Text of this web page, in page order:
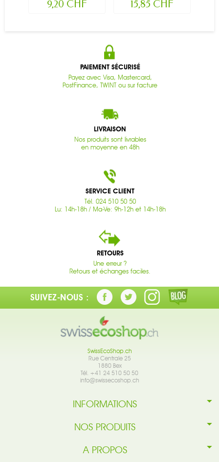
9,20 CHF 15,85 CHF
PAIEMENT SÉCURISÉ
Payez avec Visa, Mastercard,
PostFinance, TWINT ou sur facture
LIVRAISON
Nos produits sont livrables
en moyenne en 48h
SERVICE CLIENT
Tél. 024 510 50 50
Lu: 14h-18h / Ma-Ve: 9h-12h et 14h-18h
RETOURS
Une erreur ?
Retours et échanges faciles.
SUIVEZ-NOUS :
SwissEcoShop.ch
Rue Centrale 25
1880 Bex
Tél. +41 24 510 50 50
info@swissecoshop.ch
INFORMATIONS
NOS PRODUITS
A PROPOS